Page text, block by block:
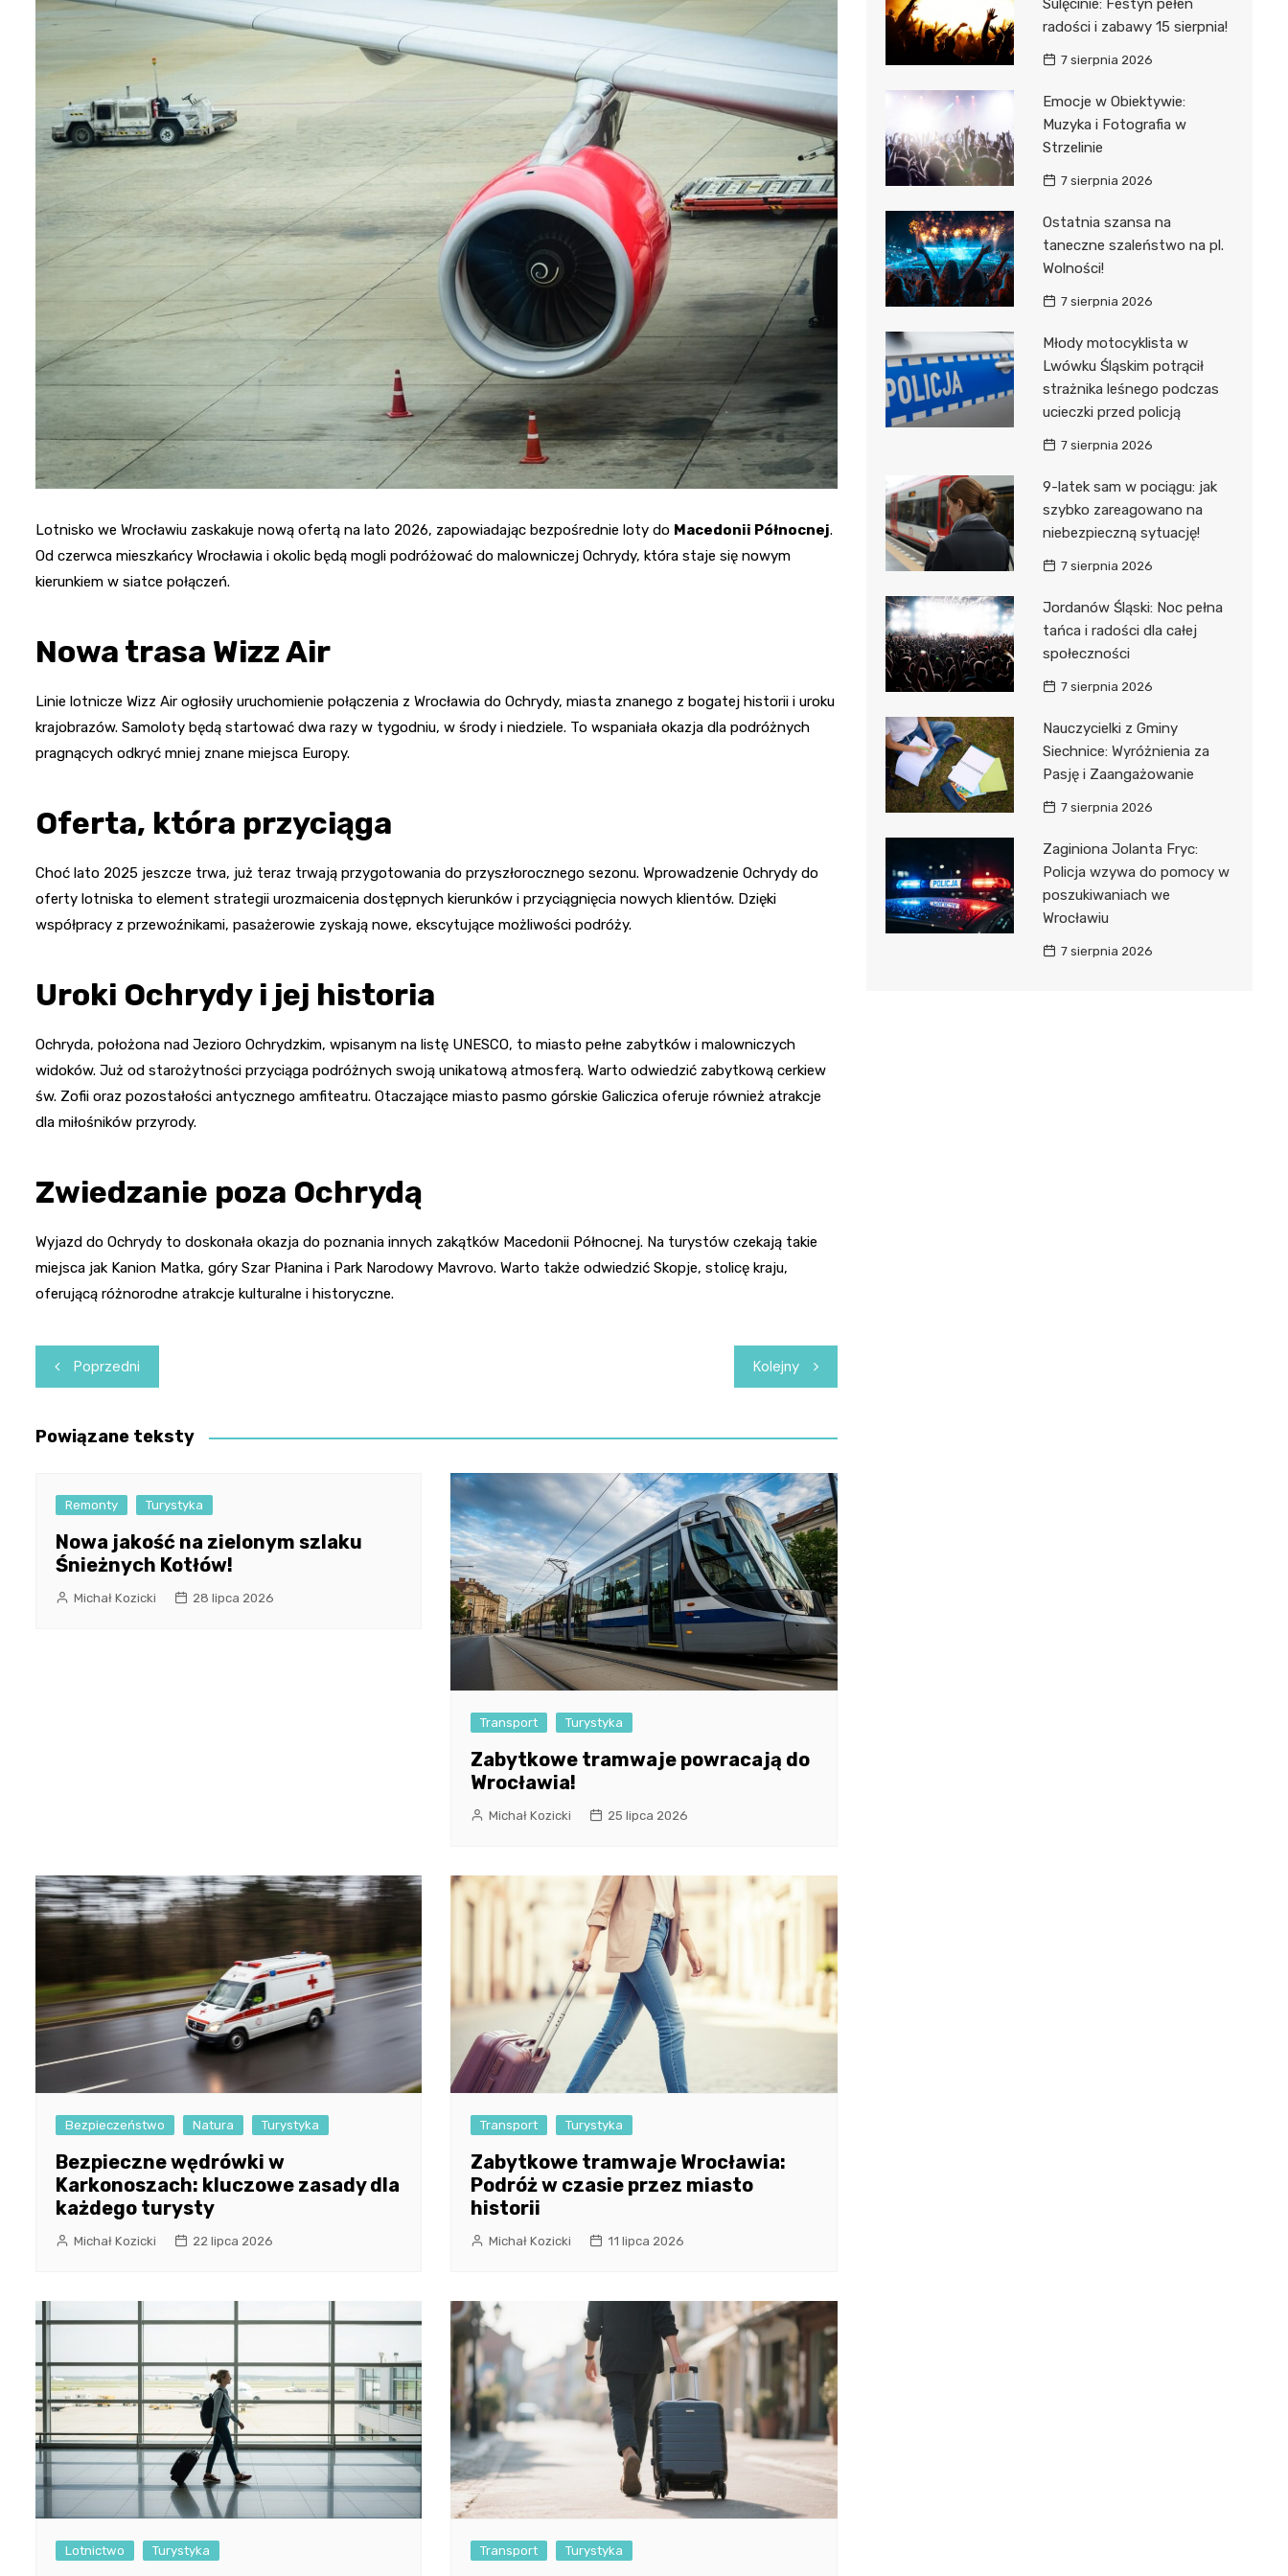
Fryzjer
Kino
Poczta
Lotnisko we Wrocławiu zaskakuje nową ofertą na lato 2026, zapowiadając bezpośrednie loty do Macedonii Północnej.
Od czerwca mieszkańcy Wrocławia i okolic będą mogli podróżować do malowniczej Ochrydy, która staje się nowym
kierunkiem w siatce połączeń.
Nowa trasa Wizz Air
Linie lotnicze Wizz Air ogłosiły uruchomienie połączenia z Wrocławia do Ochrydy, miasta znanego z bogatej historii i uroku
krajobrazów. Samoloty będą startować dwa razy w tygodniu, w środy i niedziele. To wspaniała okazja dla podróżnych
pragnących odkryć mniej znane miejsca Europy.
Oferta, która przyciąga
Choć lato 2025 jeszcze trwa, już teraz trwają przygotowania do przyszłorocznego sezonu. Wprowadzenie Ochrydy do
oferty lotniska to element strategii urozmaicenia dostępnych kierunków i przyciągnięcia nowych klientów. Dzięki
współpracy z przewoźnikami, pasażerowie zyskają nowe, ekscytujące możliwości podróży.
Uroki Ochrydy i jej historia
Ochryda, położona nad Jezioro Ochrydzkim, wpisanym na listę UNESCO, to miasto pełne zabytków i malowniczych
widoków. Już od starożytności przyciąga podróżnych swoją unikatową atmosferą. Warto odwiedzić zabytkową cerkiew
św. Zofii oraz pozostałości antycznego amfiteatru. Otaczające miasto pasmo górskie Galiczica oferuje również atrakcje
dla miłośników przyrody.
Zwiedzanie poza Ochrydą
Wyjazd do Ochrydy to doskonała okazja do poznania innych zakątków Macedonii Północnej. Na turystów czekają takie
miejsca jak Kanion Matka, góry Szar Płanina i Park Narodowy Mavrovo. Warto także odwiedzić Skopje, stolicę kraju,
oferującą różnorodne atrakcje kulturalne i historyczne.
Nawigacja
wpisu
Poprzedni Kolejny
Powiązane teksty
Remonty Turystyka
Nowa jakość na zielonym szlaku
Śnieżnych Kotłów!
Michał Kozicki 28 lipca 2026
Transport Turystyka
Zabytkowe tramwaje powracają do
Wrocławia!
Michał Kozicki 25 lipca 2026
Bezpieczeństwo Natura Turystyka
Bezpieczne wędrówki w
Karkonoszach: kluczowe zasady dla
każdego turysty
Michał Kozicki 22 lipca 2026
Transport Turystyka
Zabytkowe tramwaje Wrocławia:
Podróż w czasie przez miasto
historii
Michał Kozicki 11 lipca 2026
Lotnictwo Turystyka Transport Turystyka
Sulęcinie: Festyn pełen
radości i zabawy 15 sierpnia!
7 sierpnia 2026
Emocje w Obiektywie:
Muzyka i Fotografia w
Strzelinie
7 sierpnia 2026
Ostatnia szansa na
taneczne szaleństwo na pl.
Wolności!
7 sierpnia 2026
Młody motocyklista w
Lwówku Śląskim potrącił
strażnika leśnego podczas
ucieczki przed policją
7 sierpnia 2026
9-latek sam w pociągu: jak
szybko zareagowano na
niebezpieczną sytuację!
7 sierpnia 2026
Jordanów Śląski: Noc pełna
tańca i radości dla całej
społeczności
7 sierpnia 2026
Nauczycielki z Gminy
Siechnice: Wyróżnienia za
Pasję i Zaangażowanie
7 sierpnia 2026
Zaginiona Jolanta Fryc:
Policja wzywa do pomocy w
poszukiwaniach we
Wrocławiu
7 sierpnia 2026